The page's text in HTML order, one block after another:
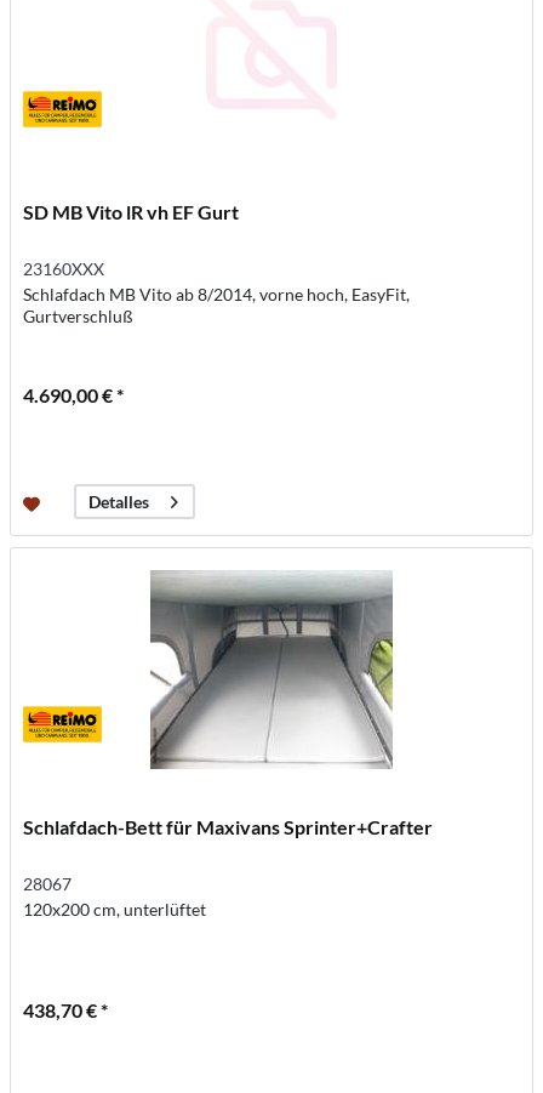
SD MB Vito lR vh EF Gurt
23160XXX
Schlafdach MB Vito ab 8/2014, vorne hoch, EasyFit,
Gurtverschluß
4.690,00 € *
Detalles
Schlafdach-Bett für Maxivans Sprinter+Crafter
28067
120x200 cm, unterlüftet
438,70 € *